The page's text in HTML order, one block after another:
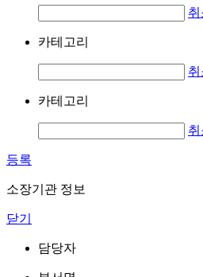
취
카테고리
취
카테고리
취
등록
소장기관 정보
닫기
담당자